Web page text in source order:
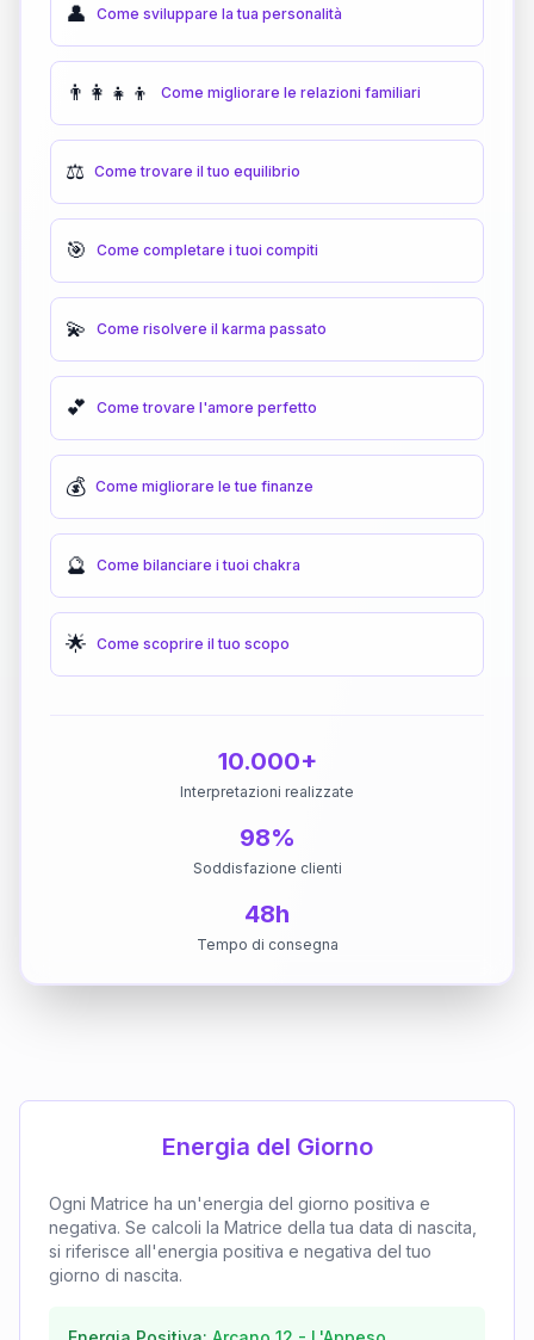
👤 Come sviluppare la tua personalità
👨‍👩‍👧‍👦 Come migliorare le relazioni familiari
⚖️ Come trovare il tuo equilibrio
🎯 Come completare i tuoi compiti
💫 Come risolvere il karma passato
💕 Come trovare l'amore perfetto
💰 Come migliorare le tue finanze
🔮 Come bilanciare i tuoi chakra
🌟 Come scoprire il tuo scopo
10.000+
Interpretazioni realizzate
98%
Soddisfazione clienti
48h
Tempo di consegna
Energia del Giorno
Ogni Matrice ha un'energia del giorno positiva e
negativa. Se calcoli la Matrice della tua data di nascita,
si riferisce all'energia positiva e negativa del tuo
giorno di nascita.